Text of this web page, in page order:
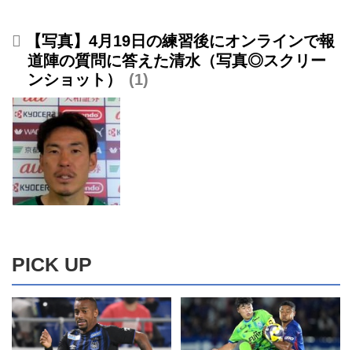
【写真】4月19日の練習後にオンラインで報
道陣の質問に答えた清水（写真◎スクリー
ンショット）
1
PICK UP